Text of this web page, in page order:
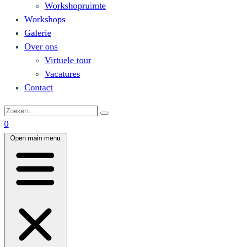
Workshopruimte
Workshops
Galerie
Over ons
Virtuele tour
Vacatures
Contact
0
Open main menu